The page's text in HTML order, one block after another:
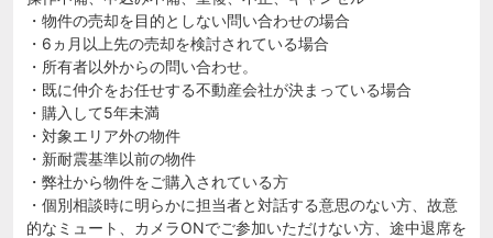
・物件の売却を目的としない問い合わせの場合
・6ヵ月以上先の売却を検討されている場合
・所有者以外からの問い合わせ。
・既に仲介をお任せする不動産会社が決まっている場合
・購入して5年未満
・対象エリア外の物件
・新耐震基準以前の物件
・弊社から物件をご購入されている方
・個別相談時に明らかに担当者と対話する意思のない方、故意
的なミュート、カメラONでご参加いただけない方、途中退席を